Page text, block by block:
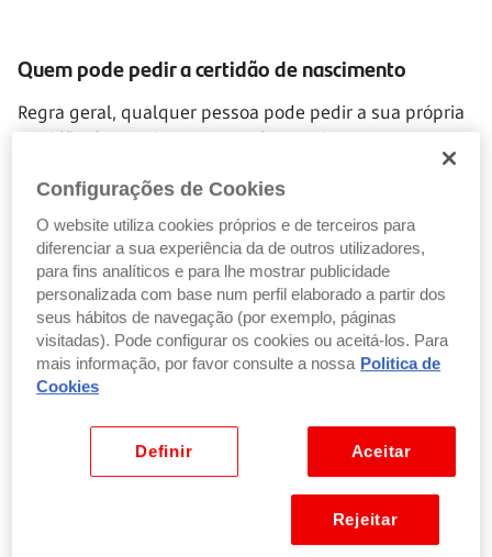
Quem pode pedir a certidão de nascimento
Regra geral, qualquer pessoa pode pedir a sua própria
certidão de nascimento ou a de terceiros. No entanto,
existem duas exceções importantes em que o pedido
não pode ser feito por qualquer pessoa:
Quando o registo é de uma pessoa adotada
Quando o registo é de uma pessoa que mudou de
sexo e, consequentemente, de nome próprio.
Nestes casos, aplicam-se regras específicas de acesso
Há, ainda, uma nota prática que convém ter em conta.
Se o registo tiver mais de 100 anos, pode já não estar
numa conservatória do registo civil, tendo sido
transferido para um arquivo distrital. Quando isso
Configurações de Cookies
O website utiliza cookies próprios e de terceiros para
diferenciar a sua experiência da de outros utilizadores,
para fins analíticos e para lhe mostrar publicidade
personalizada com base num perfil elaborado a partir dos
seus hábitos de navegação (por exemplo, páginas
visitadas). Pode configurar os cookies ou aceitá-los. Para
mais informação, por favor consulte a nossa Politica de
Cookies
Aceitar
Definir
Rejeitar